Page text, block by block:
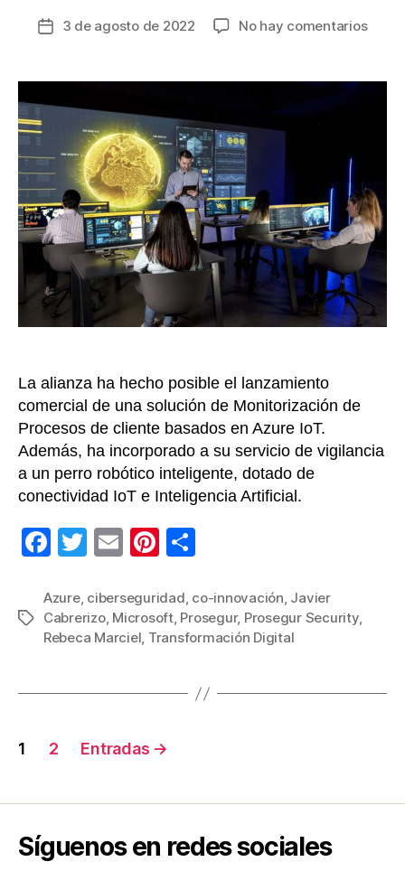
Fecha
entrada
3 de agosto de 2022 No hay comentariosen
para
la
y
la
La alianza ha hecho posible el lanzamiento
comercial de una solución de Monitorización de
Procesos de cliente basados en Azure IoT.
Además, ha incorporado a su servicio de vigilancia
a un perro robótico inteligente, dotado de
conectividad IoT e Inteligencia Artificial.
F
c
e
o
k
T
tt
er
E
ail
Pi
er
e
m
p
tir
Etiquetas
Azure, ciberseguridad, co-innovación, Javier
Cabrerizo, Microsoft, Prosegur, Prosegur Security,
Rebeca Marciel, Transformación Digital
Navegación
entradas
1 2 Entradas →
Síguenos en redes sociales